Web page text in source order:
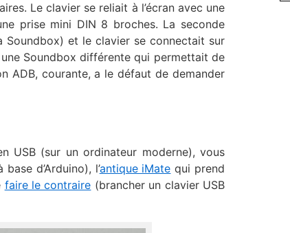
Le clavier se reliait à l’écran avec une
prise mini DIN 8 broches. La seconde
Soundbox) et le clavier se connectait sur
Soundbox différente qui permettait de
ADB, courante, a le défaut de demander
USB (sur un ordinateur moderne), vous
base d’Arduino), l’antique iMate qui prend
faire le contraire (brancher un clavier USB